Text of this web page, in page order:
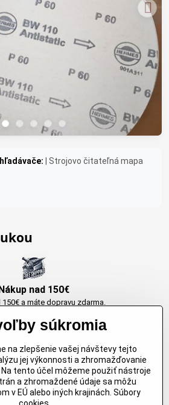
| Strojovo čitateľná mapa
nad 150€
a máte dopravu zdarma.
výrobky Arbortech
pre konkretný účel. Záruka kvality v každom
jednom
súkromia
na zlepšenie vašej návštevy tejto
jej výkonnosti a zhromažďovanie
Na tento účel môžeme použiť nástroje
a zhromaždené údaje sa môžu
v EÚ alebo iných krajinách. Súbory